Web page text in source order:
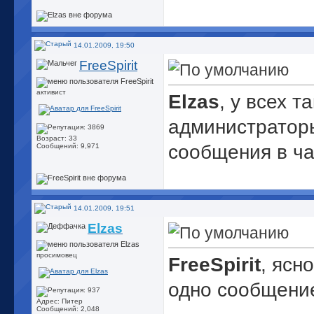
14.01.2009, 19:50
FreeSpirit
активист
Возраст: 33
Сообщений: 9,971
Elzas, у всех
сообщения в
14.01.2009, 19:51
Elzas
просимовец
Адрес: Питер
Сообщений: 2,048
FreeSpirit,
одно